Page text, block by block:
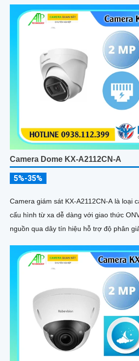
Camera Dome KX-A2112CN-A
5%-35%
Camera giám sát KX-A2112CN-A là loại
cấu hình từ xa dễ dàng với giao thức ONVIF
nguồn qua dây tín hiệu hỗ trợ độ phân